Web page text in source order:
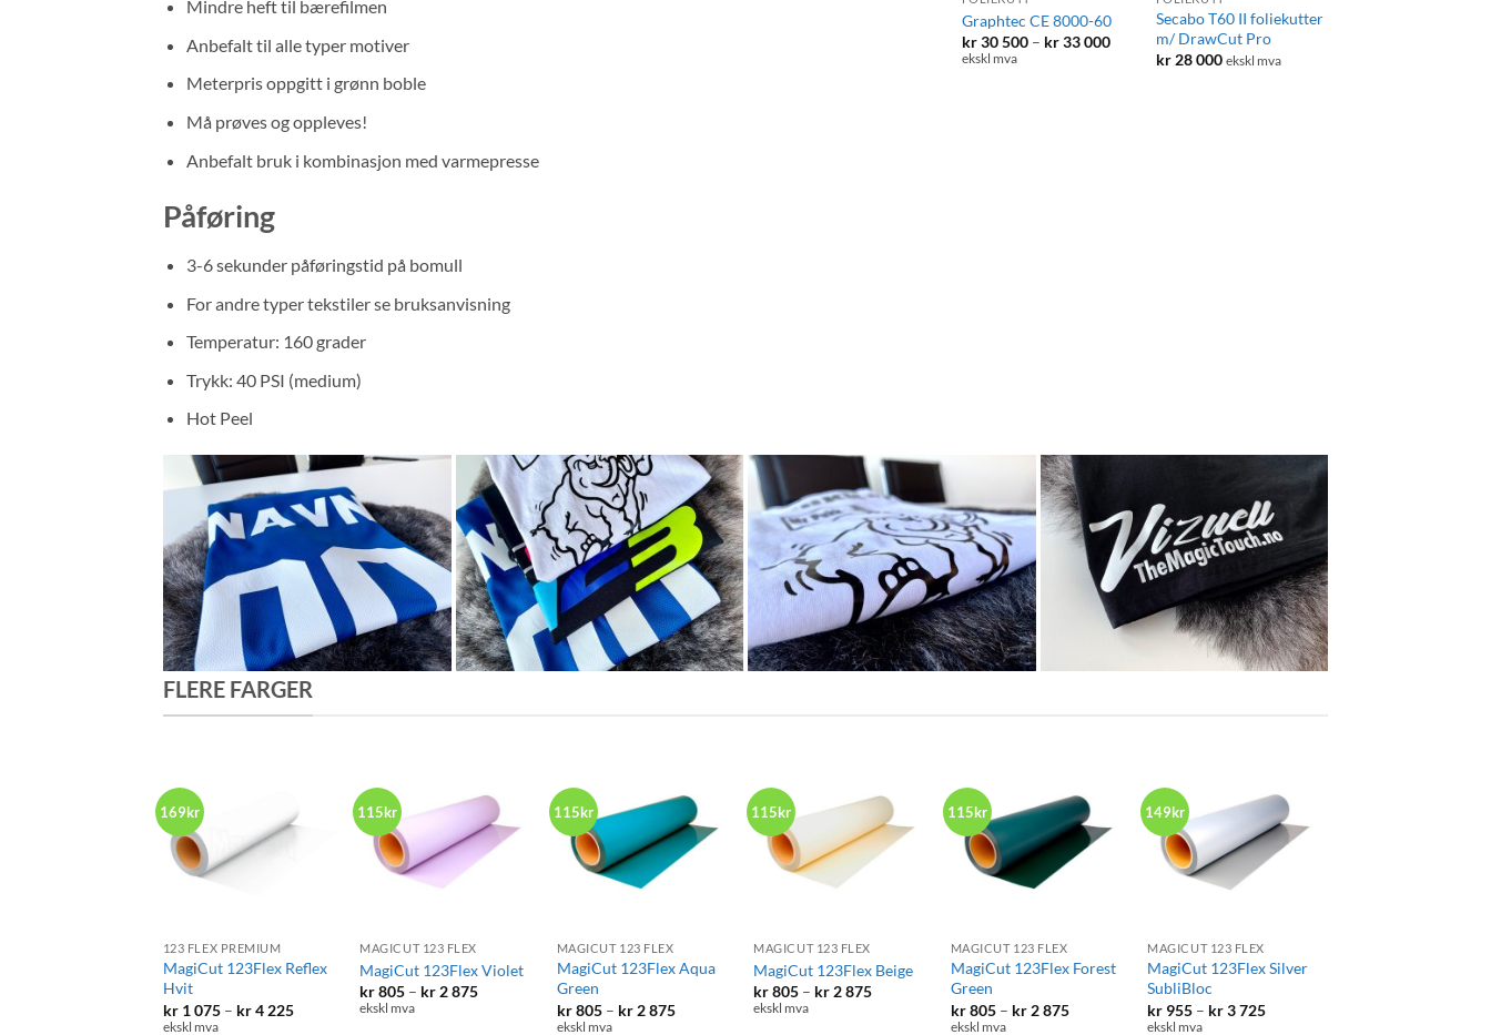
Mindre heft til bærefilmen
Anbefalt til alle typer motiver
Meterpris oppgitt i grønn boble
Må prøves og oppleves!
Anbefalt bruk i kombinasjon med varmepresse
Påføring
3-6 sekunder påføringstid på bomull
For andre typer tekstiler se bruksanvisning
Temperatur: 160 grader
Trykk: 40 PSI (medium)
Hot Peel
Graphtec CE 8000-60
kr30 500 – kr33 000Prisområde:
ekskl mva
Secabo T60 II foliekutter
m/ DrawCut Pro
kr28 000 ekskl mva
FLERE FARGER
169kr
123 FLEX PREMIUM
MagiCut 123Flex Reflex
Hvit
kr1 075 – kr4 225Prisområde:
ekskl mva
115kr
MAGICUT 123 FLEX
MagiCut 123Flex Violet
kr805 – kr 2 875Prisområde:
ekskl mva
115kr
MAGICUT 123 FLEX
MagiCut 123Flex Aqua
Green
kr805 – kr2 875Prisområde:
ekskl mva
115kr
MAGICUT 123 FLEX
MagiCut 123Flex Beige
kr805 – kr 2 875Prisområde:
ekskl mva
115kr
MAGICUT 123 FLEX
MagiCut 123Flex Forest
Green
kr805 – kr2 875Prisområde:
ekskl mva
149kr
MAGICUT 123 FLEX
MagiCut 123Flex Silver
SubliBloc
kr 955 – kr3 725Prisområde:
ekskl mva